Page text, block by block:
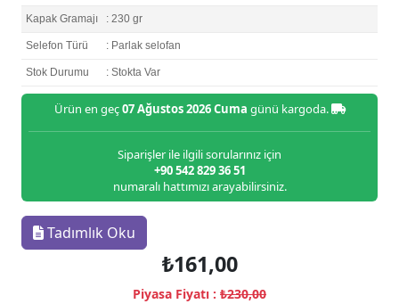
Kapak Gramajı : 230 gr
Selefon Türü : Parlak selofan
Stok Durumu : Stokta Var
Ürün en geç07 Ağustos 2026 Cuma günü kargoda.
Siparişler ile ilgili sorularınız için
+90 542 829 36 51
numaralı hattımızı arayabilirsiniz.
Tadımlık Oku
₺161,00
Piyasa Fiyatı : ₺230,00